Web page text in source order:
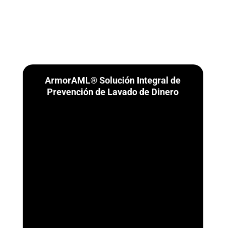
ArmorAML® Solución Integral de
Prevención de Lavado de Dinero